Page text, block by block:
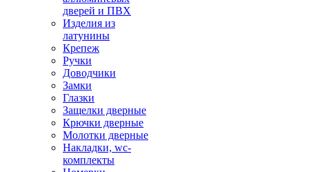
дверей и ПВХ
Изделия из
латунины
Крепеж
Ручки
Доводчики
Замки
Глазки
Защелки дверные
Крючки дверные
Молотки дверные
Накладки, wc-
комплекты